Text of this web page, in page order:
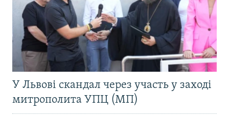
У Львові скандал через участь у заході
митрополита УПЦ (МП)